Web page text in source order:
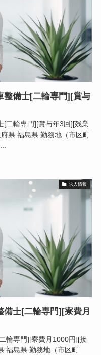
整備士[二輪専門][賞与
[二輪専門][賞与年3回][残業
県 福島県 勤務地（市区町
求人情報
備士[二輪専門][寮費月
輪専門][寮費月1000円][接
福島県 勤務地（市区町